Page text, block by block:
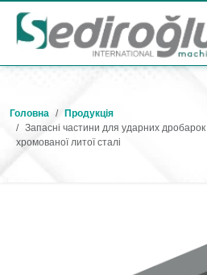
Головна
Продукція
Запасні частини для ударних
хромованої литої сталі